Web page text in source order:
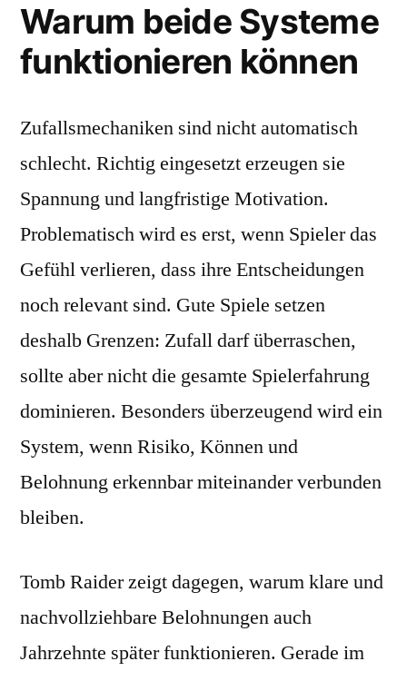
Warum beide Systeme
funktionieren können
Zufallsmechaniken sind nicht automatisch
schlecht. Richtig eingesetzt erzeugen sie
Spannung und langfristige Motivation.
Problematisch wird es erst, wenn Spieler das
Gefühl verlieren, dass ihre Entscheidungen
noch relevant sind. Gute Spiele setzen
deshalb Grenzen: Zufall darf überraschen,
sollte aber nicht die gesamte Spielerfahrung
dominieren. Besonders überzeugend wird ein
System, wenn Risiko, Können und
Belohnung erkennbar miteinander verbunden
bleiben.
Tomb Raider zeigt dagegen, warum klare und
nachvollziehbare Belohnungen auch
Jahrzehnte später funktionieren. Gerade im